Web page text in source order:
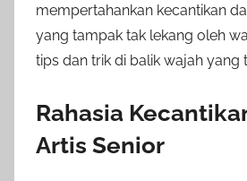
mempertahankan kecantikan
yang tampak tak lekang oleh
tips dan trik di balik wajah yang
Rahasia
Artis Senior